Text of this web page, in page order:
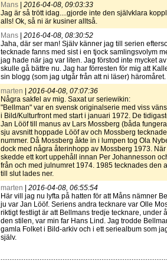
Mans
2016-04-08, 09:03:33
Jag är så trött idag....gjorde inte den självklara
alls! Ok, så ni är kusiner alltså.
Mans
2016-04-08, 08:30:52
Jaha, där ser man! Själv känner jag till serien
tecknade fanns med sist i en tjock samlingsvolym
jag hade när jag var liten. Jag förstod inte mycket
skulle gå bättre nu. Jag har förresten för mig att
sin blogg (som jag utgår från att ni läser) häromåret.
marten
2016-04-08, 07:07:36
Några sakfel av mig. Saxat ur seriewikin:
"Bellman" var en svensk originalserie med viss
i Bild/Kulturfront med start i januari 1972. De
Jan Lööf till manus av Lars Mossberg (båda
sju avsnitt hoppade Lööf av och Mossberg
nummer. Då Mossberg åkte in i lumpen tog Ola
dock med några återinhopp av Mossberg 1973.
skedde ett kort uppehåll innan Per Johannesson
från och med julnumret 1974. 1985 tecknades den
till slut lades ner.
marten
2016-04-08, 06:55:54
Här vill jag nu lyfta på hatten för att Måns nämner
ju var Jan Lööf. Seriens andra tecknare var Olle
riktigt festligt är att Bellmans tredje tecknare, under
den stilen, var min far Hans Lind. Jag trodde
gamla Folket i Bild-arkiv och i ett seriealbum som
själv.